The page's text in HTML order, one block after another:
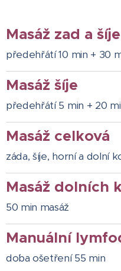
Masáž zad a šíje
předehřátí 10 min + 30
Masáž šíje
předehřátí 5 min + 20
Masáž celková
záda, šíje, horní a dolní
Masáž dolních
50 min masáž
Manuální
do´ba ošetření 55 min